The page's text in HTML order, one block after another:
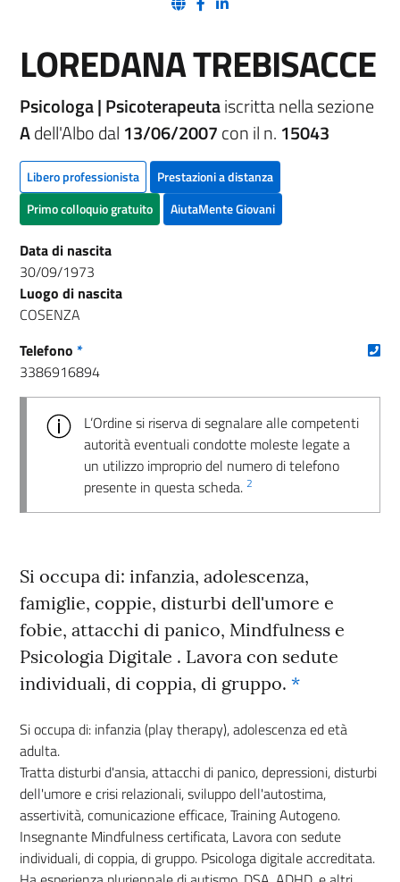
LOREDANA TREBISACCE
Psicologa | Psicoterapeutaiscritta nella sezione
Adell'Albo dal 13/06/2007con il n. 15043
Libero professionista
Prestazioni a distanza
Primo colloquio gratuito
AiutaMente Giovani
Data di nascita
30/09/1973
Luogo di nascita
COSENZA
Telefono *
3386916894
L’Ordine si riserva di segnalare alle competenti
autorità eventuali condotte moleste legate a
un utilizzo improprio del numero di telefono
presente in questa scheda. 2
Si occupa di: infanzia, adolescenza,
famiglie, coppie, disturbi dell'umore e
fobie, attacchi di panico, Mindfulness e
Psicologia Digitale . Lavora con sedute
individuali, di coppia, di gruppo. *
Si occupa di: infanzia (play therapy), adolescenza ed età
adulta.
Tratta disturbi d'ansia, attacchi di panico, depressioni, disturbi
dell'umore e crisi relazionali, sviluppo dell'autostima,
assertività, comunicazione efficace, Training Autogeno.
Insegnante Mindfulness certificata, Lavora con sedute
individuali, di coppia, di gruppo. Psicologa digitale accreditata.